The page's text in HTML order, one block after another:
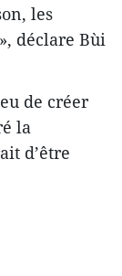
les
déclare Bùi
de créer
la
d’être